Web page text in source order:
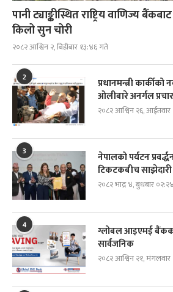
पानी ट्याङ्कीस्थित राष्ट्रिय वाणिज्य
किलो सुन चोरी
२०८२ आश्विन २, बिहीबार १३:४६ गते
2
प्रधानमन्त्री
ओलीबारे अनर्गल प्रचार
२०८२ आश्विन २६,
3
नेपालको पर्यटन
टिकटकबीच साझेदारी
२०८२ भाद्र ४, बुधबार
4
ग्लोबल आइएमई बैंकको
सार्वजनिक
२०८२ आश्विन २१,